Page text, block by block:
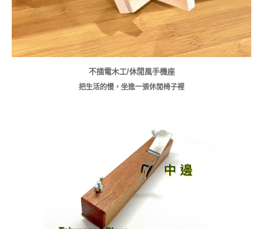
不插電木工/休閒風手機座
把生活的慢，坐進一張休閒椅子裡